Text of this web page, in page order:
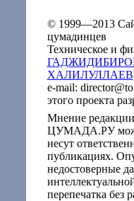
© 1999—2013
цумадинцев
Техническое и
ХАЛИЛУЛЛАЕВ
e-mail:
этого проекта
Мнение
ЦУМАДА.РУ
несут
публикациях.
недостоверные
перепечатка без